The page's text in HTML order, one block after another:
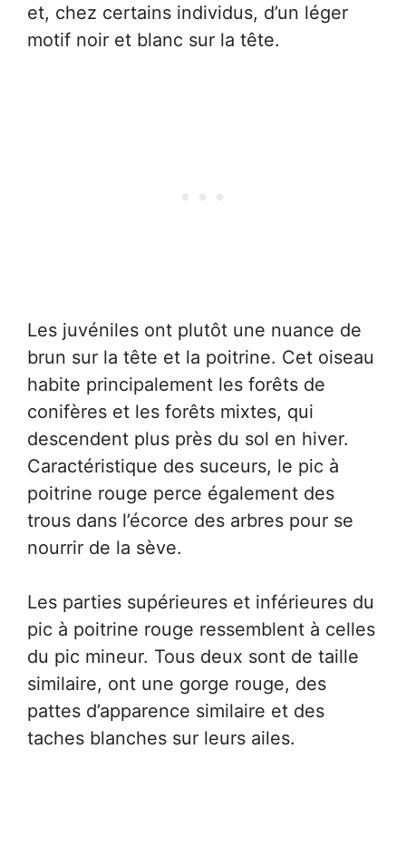
et, chez certains individus, d’un léger
motif noir et blanc sur la tête.
Les juvéniles ont plutôt une nuance de
brun sur la tête et la poitrine. Cet oiseau
habite principalement les forêts de
conifères et les forêts mixtes, qui
descendent plus près du sol en hiver.
Caractéristique des suceurs, le pic à
poitrine rouge perce également des
trous dans l’écorce des arbres pour se
nourrir de la sève.
Les parties supérieures et inférieures du
pic à poitrine rouge ressemblent à celles
du pic mineur. Tous deux sont de taille
similaire, ont une gorge rouge, des
pattes d’apparence similaire et des
taches blanches sur leurs ailes.